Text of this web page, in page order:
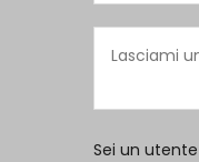
Sei un